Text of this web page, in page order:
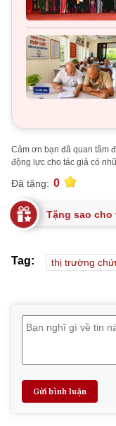
Cảm ơn bạn đã quan tâm
động lực cho tác giả có
Đã tặng: 0
Tặng sao cho
Tag: thị trường
Gửi bình luận